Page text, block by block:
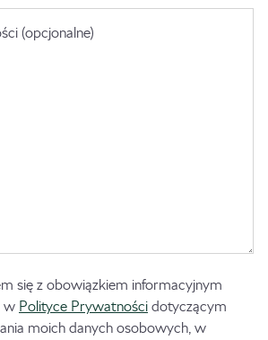
(opcjonalne)
się z obowiązkiem informacyjnym
w Polityce Prywatności dotyczącym
moich danych osobowych, w